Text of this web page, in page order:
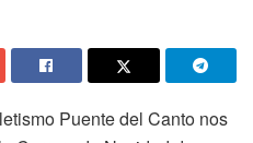
Puente del Canto nos